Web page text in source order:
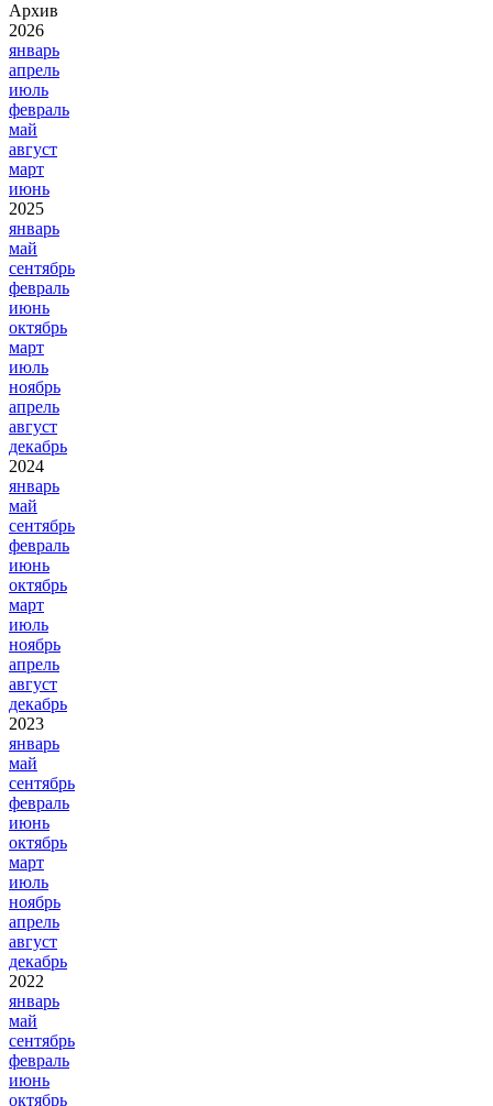
Архив
2026
январь
апрель
июль
февраль
май
август
март
июнь
2025
январь
май
сентябрь
февраль
июнь
октябрь
март
июль
ноябрь
апрель
август
декабрь
2024
январь
май
сентябрь
февраль
июнь
октябрь
март
июль
ноябрь
апрель
август
декабрь
2023
январь
май
сентябрь
февраль
июнь
октябрь
март
июль
ноябрь
апрель
август
декабрь
2022
январь
май
сентябрь
февраль
июнь
октябрь